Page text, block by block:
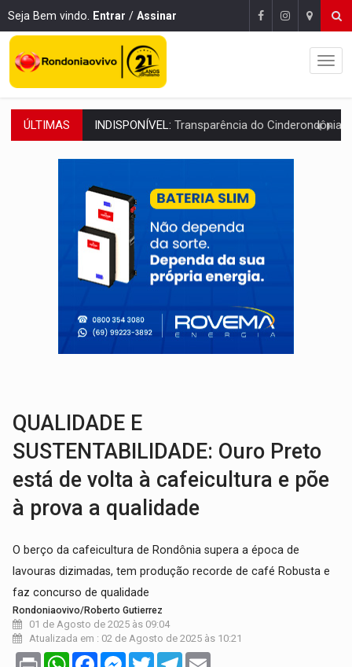
Seja Bem vindo. Entrar / Assinar
ÚLTIMAS AMPLIAÇÃO:IGs de Rondônia entram em programa internacional para
URGENTE:Acidente envolve cinco veículos em obra de
EDUCAÇÃO:Corumbiara lidera Ideb 2025 entre redes
COMPETIÇÕES: Joer 2026 inicia fases regionais e reúne mais de 7,3
PERIGO: Moradores denunciam escuridão e insegurança na
COLIGAÇÃO:Reabertura de ação no TSE pode resultar em cassação de prefeita
INCLUSÃO: APAE Porto Velho abre inscrições para
QUALIDADE E
SUSTENTABILIDADE: Ouro Preto
está de volta à cafeicultura e põe
à prova a qualidade
O berço da cafeicultura de Rondônia supera a época de
lavouras dizimadas, tem produção recorde de café Robusta e
faz concurso de qualidade
Rondoniaovivo/Roberto Gutierrez
01 de Agosto de 2025 às 09:04
Atualizada em : 02 de Agosto de 2025 às 10:21
Print WhatsAppFacebookMessenger
TwitterTelegram